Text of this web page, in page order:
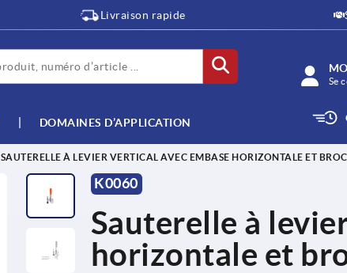
Livraison rapide
Se
DOMAINES D’APPLICATION
SAUTERELLE À LEVIER VERTICAL AVEC EMBASE HORIZONTALE ET
K0060
Sauterelle à
horizontale et